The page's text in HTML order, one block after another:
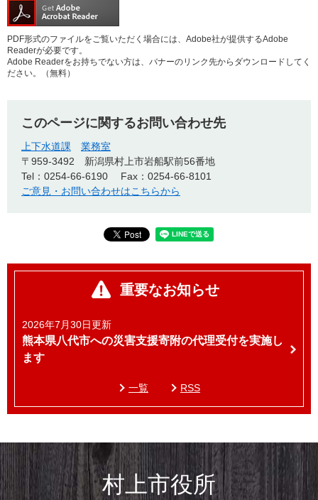
PDF形式のファイルをご覧いただく場合には、Adobe社が提供するAdobe
Readerが必要です。
Adobe Readerをお持ちでない方は、バナーのリンク先からダウンロードしてく
ださい。（無料）
このページに関するお問い合わせ先
上下水道課
業務室
〒959-3492
新潟県村上市岩船駅前56番地
Tel：0254-66-6190
Fax：0254-66-8101
ご意見・お問い合わせはこちらから
重要なお知らせ
2026年7月30日更新
熊本県八代市への災害支援寄附の代理受付を実施し
ます
一覧 RSS
村上市役所